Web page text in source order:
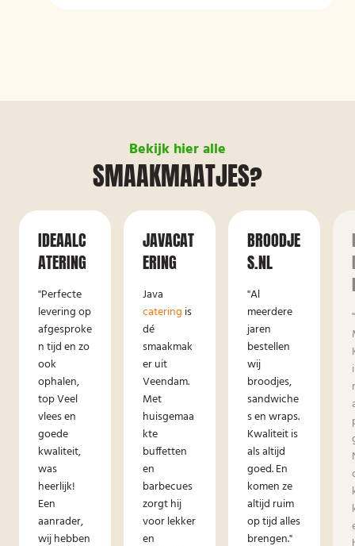
Bekijk hier alle
SMAAKMAATJES?
IDEAALC
ATERING
"Perfecte
levering op
afgesproke
n tijd en zo
ook
ophalen,
top Veel
vlees en
goede
kwaliteit,
was
heerlijk!
Een
aanrader,
wij hebben
JAVACAT
ERING
Java
catering is
dé
smaakmak
er uit
Veendam.
Met
huisgemaa
kte
buffetten
en
barbecues
zorgt hij
voor lekker
en
BROODJE
S.NL
"Al
meerdere
jaren
bestellen
wij
broodjes,
sandwiche
s en wraps.
Kwaliteit is
als altijd
goed. En
komen ze
altijd ruim
op tijd alles
brengen."